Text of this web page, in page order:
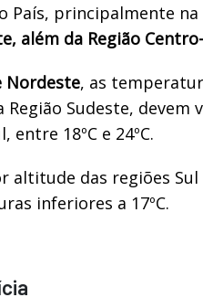
País, principalmente
além da Região
Nordeste, as
Região Sudeste, devem
entre 18ºC e 24ºC.
altitude das regiões Sul
inferiores a 17ºC.